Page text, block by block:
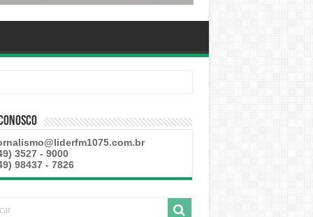
3527 - 9000
98437 - 7826